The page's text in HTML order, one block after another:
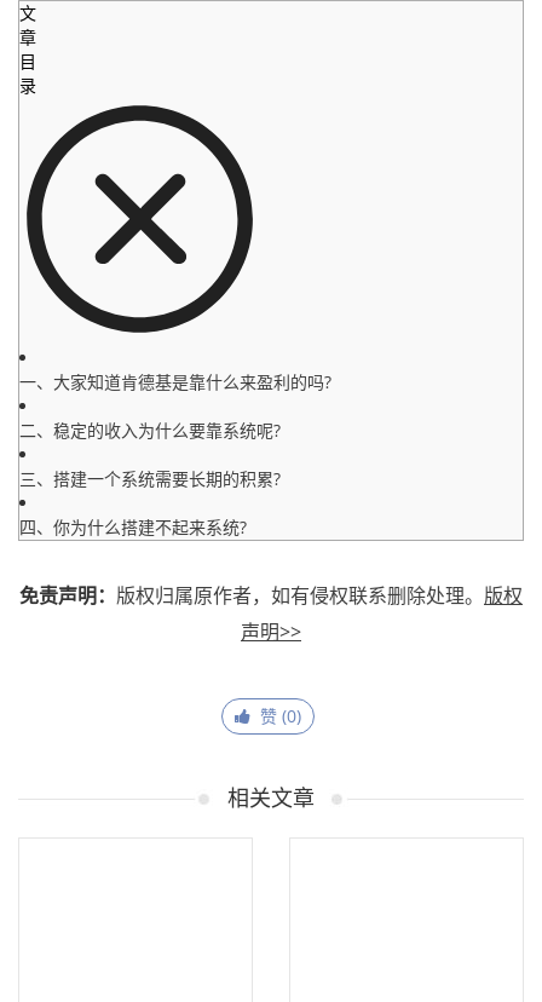
文
章
目
录
一、大家知道肯德基是靠什么来盈利的吗?
二、稳定的收入为什么要靠系统呢?
三、搭建一个系统需要长期的积累?
四、你为什么搭建不起来系统?
免责声明： 版权归属原作者，如有侵权联系删除处理。 版权
声明>>
赞 (0)
相关文章